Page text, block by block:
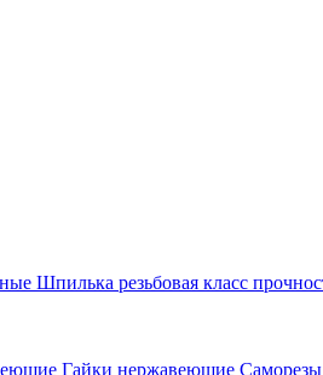
Шпилька резьбовая класс
Гайки нержавеющие